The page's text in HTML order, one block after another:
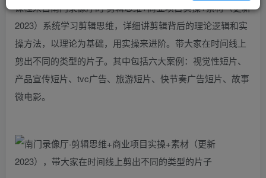
课程来自南门录像厅的·剪辑思维+商业项目实操+素材（更新
2023）系统学习剪辑思维，详细讲剪辑背后的理论逻辑和实
操方法，以理论为基础，用实操来进阶。带大家在时间线上
剪出不同的类型的片子。其中包括六大案例：视觉性短片、
产品宣传短片、tvc广告、旅游短片、快节奏广告短片、故事
微电影。